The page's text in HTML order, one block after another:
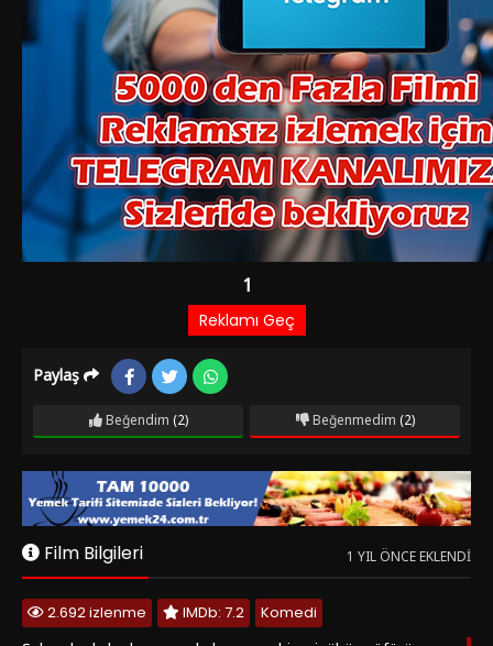
Paylaş
Beğendim (2) Beğenmedim(2)
2.692 izlenme IMDb: 7.2
Şaban kadınlar konusunda başarısız bir minübüs şöförü,
Ökkeş ve Şaban’ın yolları bir gün kodeste kesişir. Babasının
zoruyla evlendirilmek istenen Ökkeş Şaban’dan kendi yerine
geçmesini ister ve rollerini değişirler. Ancak gittikleri evde evin
kızına her ikisi birden aşık olunca işler karışır. Aşık oldukları kız
ise evin hizmetçisiyle yer değiştirmiştir...
Oyuncular: Ahu Tuğba,Ali Şen,Ercan Yazgan,Halit
Akçatepe,Kemal Sunal
Yönetmen: Osman F. Seden
Yapım Yılı: 1979
Ülke: Türkiye